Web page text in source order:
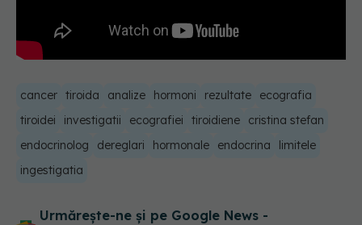
cancer tiroida analize hormoni rezultate
ecografia
tiroidei
investigatii ecografiei tiroidiene
cristina stefan
endocrinolog
dereglari hormonale endocrina
limitele
ingestigatia
Urmărește-ne și pe Google News -